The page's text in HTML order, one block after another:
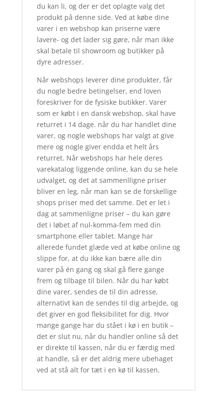
du kan li, og der er det oplagte valg det
produkt på denne side. Ved at købe dine
varer i en webshop kan priserne være
lavere- og det lader sig gøre, når man ikke
skal betale til showroom og butikker på
dyre adresser.
Når webshops leverer dine produkter, får
du nogle bedre betingelser, end loven
foreskriver for de fysiske butikker. Varer
som er købt i en dansk webshop, skal have
returret i 14 dage. når du har handlet dine
varer, og nogle webshops har valgt at give
mere og nogle giver endda et helt års
returret. Når webshops har hele deres
varekatalog liggende online, kan du se hele
udvalget, og det at sammenlligne priser
bliver en leg, når man kan se de forskellige
shops priser med det samme. Det er let i
dag at sammenligne priser – du kan gøre
det i løbet af nul-komma-fem med din
smartphone eller tablet. Mange har
allerede fundet glæde ved at købe online og
slippe for, at du ikke kan bære alle din
varer på én gang og skal gå flere gange
frem og tilbage til bilen. Når du har købt
dine varer, sendes de til din adresse,
alternativt kan de sendes til dig arbejde, og
det giver en god fleksibilitet for dig. Hvor
mange gange har du stået i kø i en butik –
det er slut nu, når du handler online så det
er direkte til kassen, når du er færdig med
at handle, så er det aldrig mere ubehaget
ved at stå alt for tæt i en kø til kassen.